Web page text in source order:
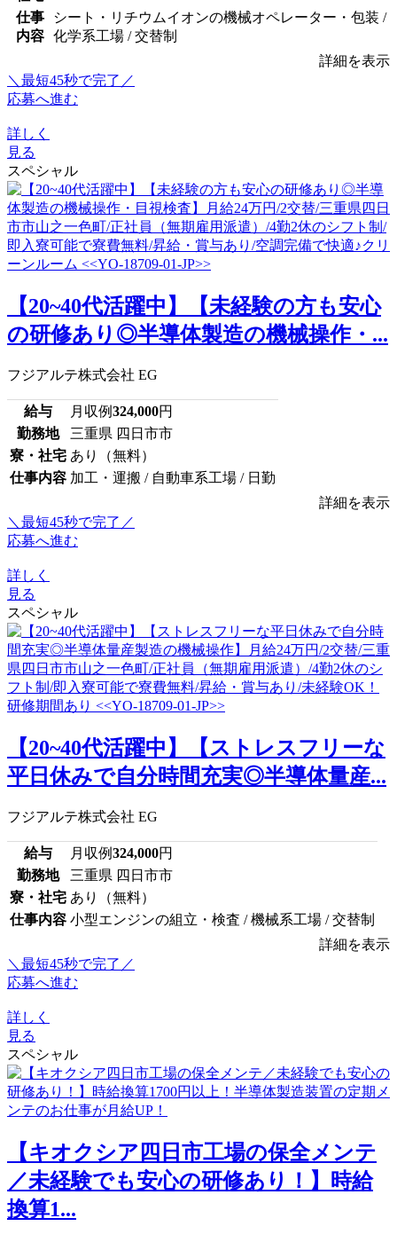
仕事
内容
シート・リチウムイオンの機械オペレーター・包装 /
化学系工場 / 交替制
詳細を表示
＼最短45秒で完了／
応募へ進む
詳しく
見る
スペシャル
【20~40代活躍中】【未経験の方も安心
の研修あり◎半導体製造の機械操作・...
フジアルテ株式会社 EG
給与 月収例324,000円
勤務地
三重県 四日市市
寮・社宅 あり（無料）
仕事内容 加工・運搬 / 自動車系工場 / 日勤
詳細を表示
＼最短45秒で完了／
応募へ進む
詳しく
見る
スペシャル
【20~40代活躍中】【ストレスフリーな
平日休みで自分時間充実◎半導体量産...
フジアルテ株式会社 EG
給与 月収例324,000円
勤務地
三重県 四日市市
寮・社宅 あり（無料）
仕事内容 小型エンジンの組立・検査 / 機械系工場 / 交替制
詳細を表示
＼最短45秒で完了／
応募へ進む
詳しく
見る
スペシャル
【キオクシア四日市工場の保全メンテ
／未経験でも安心の研修あり！】時給
換算1...